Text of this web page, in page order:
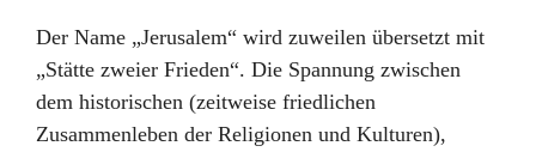
Der Name „Jerusalem“ wird zuweilen übersetzt mit
„Stätte zweier Frieden“. Die Spannung zwischen
dem historischen (zeitweise friedlichen
Zusammenleben der Religionen und Kulturen),